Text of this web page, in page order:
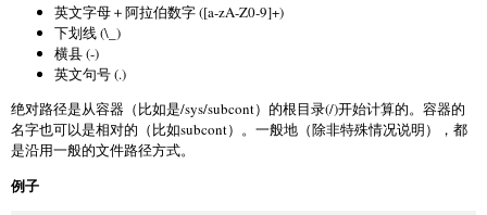
英文字母＋阿拉伯数字 ([a-zA-Z0-9]+)
下划线 (\_)
横县 (-)
英文句号 (.)
绝对路径是从容器（比如是/sys/subcont）的根目录(/)开始计算的。容器的
名字也可以是相对的（比如subcont）。一般地（除非特殊情况说明），都
是沿用一般的文件路径方式。
例子